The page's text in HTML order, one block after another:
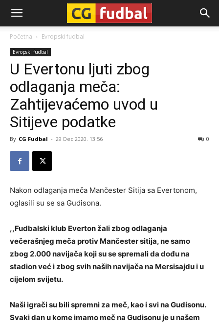
CG-
Fudbal
Početna Evropski fudbal
Evropski fudbal
U Evertonu ljuti zbog
odlaganja meča:
Zahtijevaćemo uvod u
Sitijeve podatke
By CG Fudbal - 29 Dec 2020. 13:56 0
Nakon odlaganja meča Mančester Sitija sa Evertonom,
oglasili su se sa Gudisona.
,,Fudbalski klub Everton žali zbog odlaganja
večerašnjeg meča protiv Mančester sitija, ne samo
zbog 2.000 navijača koji su se spremali da dođu na
stadion već i zbog svih naših navijača na Mersisajdu i u
cijelom svijetu.
Naši igrači su bili spremni za meč, kao i svi na Gudisonu.
Svaki dan u kome imamo meč na Gudisonu je u našem